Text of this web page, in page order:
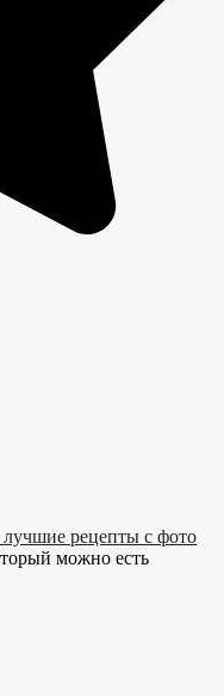
рецепты с фото
можно есть